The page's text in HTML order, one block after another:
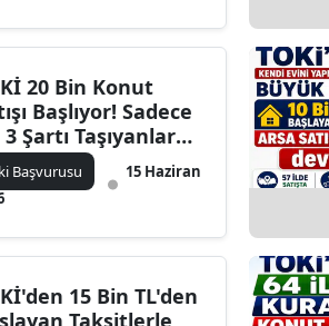
20 Bin Konut
Başlıyor! Sadece
Şartı Taşıyanlar
Yapabilecek
Başvurusu
15 Haziran
15 Bin TL'den
Taksitlerle